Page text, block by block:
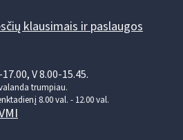
klausimais ir paslaugos
V 8.00-15.45.
trumpiau.
8.00 val. - 12.00 val.